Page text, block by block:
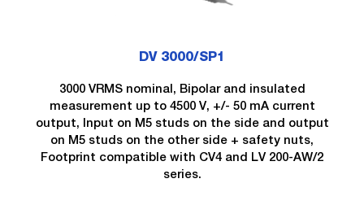
DV 3000/SP1
3000 VRMS nominal, Bipolar and insulated
measurement up to 4500 V, +/- 50 mA current
output, Input on M5 studs on the side and output
on M5 studs on the other side + safety nuts,
Footprint compatible with CV4 and LV 200-AW/2
series.